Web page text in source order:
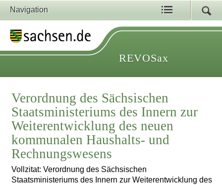
Navigation
REVOSax
Verordnung des Sächsischen
Staatsministeriums des Innern zur
Weiterentwicklung des neuen
kommunalen Haushalts- und
Rechnungswesens
Vollzitat: Verordnung des Sächsischen
Staatsministeriums des Innern zur Weiterentwicklung des